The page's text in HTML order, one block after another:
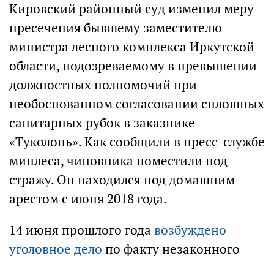
Кировский районный суд изменил меру
пресечения бывшему заместителю
министра лесного комплекса Иркутской
области, подозреваемому в превышении
должностных полномочий при
необоснованном согласовании сплошных
санитарных рубок в заказнике
«Туколонь». Как сообщили в пресс-службе
минлеса, чиновника поместили под
стражу. Он находился под домашним
арестом с июня 2018 года.
14 июня прошлого года возбуждено
уголовное дело по факту незаконного